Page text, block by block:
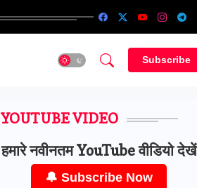
Subscribe
YOUTUBE VIDEO
हमारे नवीनतम YouTube वीडियो देखें
🔔 Subscribe Now